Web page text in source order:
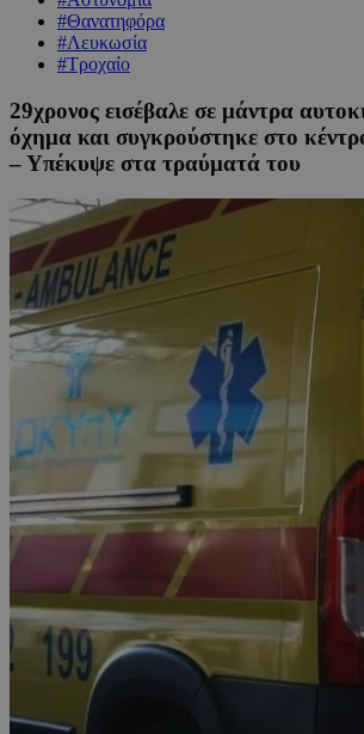
#Θανατηφόρα
#Λευκωσία
#Τροχαίο
29χρονος εισέβαλε σε μάντρα
όχημα και συγκρούστηκε στο
– Υπέκυψε στα τραύματά του